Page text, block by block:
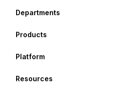
Departments
Products
Platform
Resources